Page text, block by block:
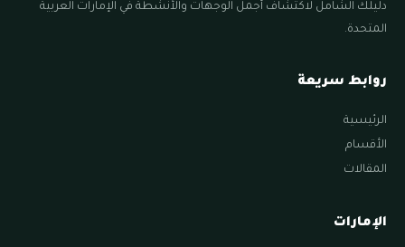
دليلك الشامل لاكتشاف أجمل الوجهات والأنشطة في الإمارات العربية
المتحدة.
روابط سريعة
الرئيسية
الأقسام
المقالات
الإمارات